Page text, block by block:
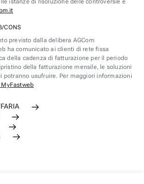
istanze di risoluzione delle controversie è
CONS
previsto dalla delibera AGCom
ha comunicato ai clienti di rete fissa
della cadenza di fatturazione per il periodo
della fatturazione mensile, le soluzioni
potranno usufruire. Per maggiori informazioni